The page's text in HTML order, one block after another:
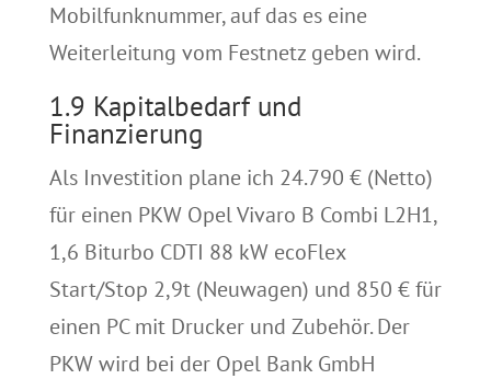
Mobilfunknummer, auf das es eine
Weiterleitung vom Festnetz geben wird.
1.9 Kapitalbedarf und
Finanzierung
Als Investition plane ich 24.790 € (Netto)
für einen PKW Opel Vivaro B Combi L2H1,
1,6 Biturbo CDTI 88 kW ecoFlex
Start/Stop 2,9t (Neuwagen) und 850 € für
einen PC mit Drucker und Zubehör. Der
PKW wird bei der Opel Bank GmbH